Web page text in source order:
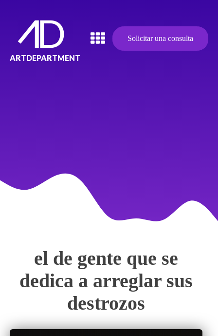
ARTDEPARTMENT
Solicitar una consulta
el de gente que se
dedica a arreglar sus
destrozos